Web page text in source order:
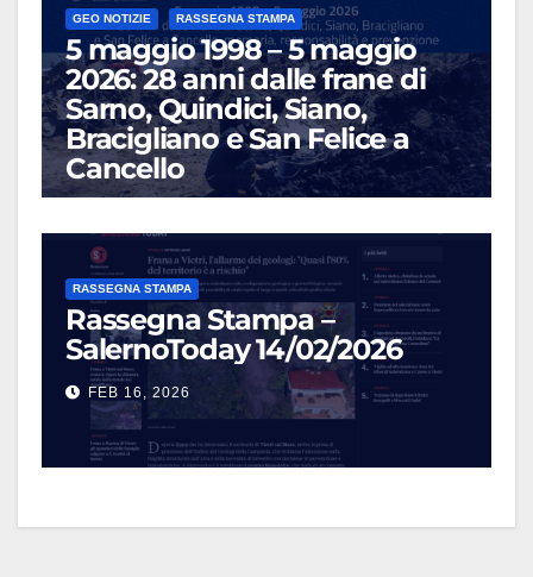
GEO NOTIZIE RASSEGNA STAMPA
5 maggio 1998 – 5 maggio
2026: 28 anni dalle frane di
Sarno, Quindici, Siano,
Bracigliano e San Felice a
Cancello
RASSEGNA STAMPA
Rassegna Stampa –
SalernoToday 14/02/2026
FEB 16, 2026